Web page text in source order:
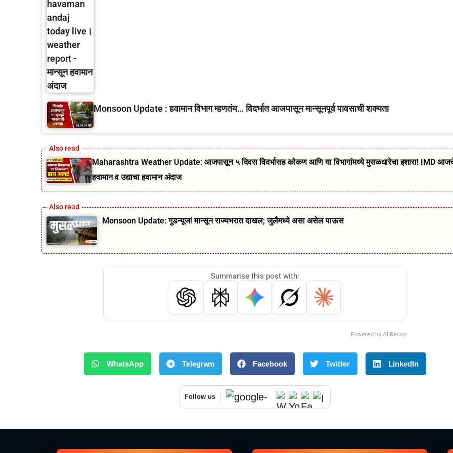
Monsoon Update : हवामान विभाग म्हणतंय… विदर्भात आजपासून मान्सूनपूर्व पावसाची शक्यता
Maharashtra Weather Update: आजपासून ५ दिवस विदर्भासह कोकण आणि या विभागांमध्ये मुसळधारेचा इशारा! IMD
हवामान व उद्याचा हवामान अंदाज
Monsoon Update: गुडन्यूज! मान्सून राज्यभरात दाखल; जुलैमध्ये असा असेल पाऊस
Summarise this post with:
Powered by AI Recap
WhatsApp Telegram Facebook Twitter LinkedIn
Follow us